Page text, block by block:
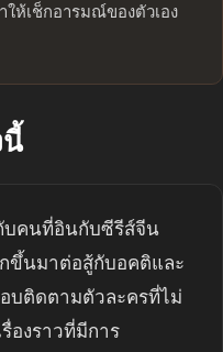
ให้เช็กอารมณ์ของตัวเอง
นี้
บคนที่อินกับซีรีส์จีน
ขึ้นมาต่อสู้กับอคติและ
บติดตามตัวละครที่ไม่
องราวที่มีการ